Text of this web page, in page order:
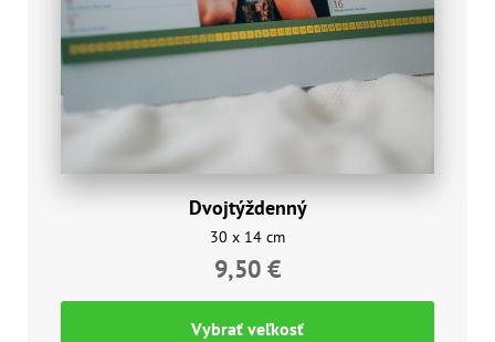
Dvojtýždenný
30 x 14 cm
9,50 €
Vybrať veľkosť